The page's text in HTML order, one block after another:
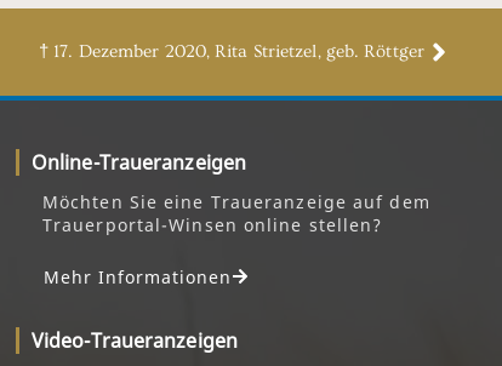
† 17. Dezember 2020, Rita Strietzel, geb. Röttger
Online-Traueranzeigen
Möchten Sie eine Traueranzeige auf dem
Trauerportal-Winsen online stellen?
Mehr Informationen
Video-Traueranzeigen